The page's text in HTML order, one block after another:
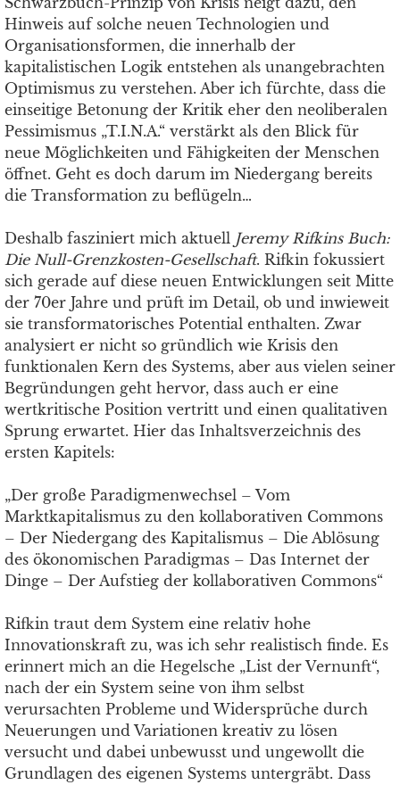
Hinweis auf solche neuen Technologien und
Organisationsformen, die innerhalb der
kapitalistischen Logik entstehen als unangebrachten
Optimismus zu verstehen. Aber ich fürchte, dass die
einseitige Betonung der Kritik eher den neoliberalen
Pessimismus „T.I.N.A.“ verstärkt als den Blick für
neue Möglichkeiten und Fähigkeiten der Menschen
öffnet. Geht es doch darum im Niedergang bereits
die Transformation zu beflügeln…
Deshalb fasziniert mich aktuell Jeremy Rifkins Buch:
Die Null-Grenzkosten-Gesellschaft. Rifkin fokussiert
sich gerade auf diese neuen Entwicklungen seit Mitte
der 70er Jahre und prüft im Detail, ob und inwieweit
sie transformatorisches Potential enthalten. Zwar
analysiert er nicht so gründlich wie Krisis den
funktionalen Kern des Systems, aber aus vielen seiner
Begründungen geht hervor, dass auch er eine
wertkritische Position vertritt und einen qualitativen
Sprung erwartet. Hier das Inhaltsverzeichnis des
ersten Kapitels:
„Der große Paradigmenwechsel – Vom
Marktkapitalismus zu den kollaborativen Commons
– Der Niedergang des Kapitalismus – Die Ablösung
des ökonomischen Paradigmas – Das Internet der
Dinge – Der Aufstieg der kollaborativen Commons“
Rifkin traut dem System eine relativ hohe
Innovationskraft zu, was ich sehr realistisch finde. Es
erinnert mich an die Hegelsche „List der Vernunft“,
nach der ein System seine von ihm selbst
verursachten Probleme und Widersprüche durch
Neuerungen und Variationen kreativ zu lösen
versucht und dabei unbewusst und ungewollt die
Grundlagen des eigenen Systems untergräbt. Dass